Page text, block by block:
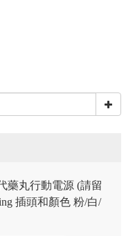
藥丸行動電源 (請留
插頭和顏色 粉/白/